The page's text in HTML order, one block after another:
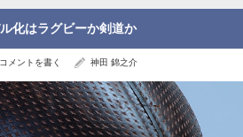
化はラグビーか剣道か
コメントを書く 神田 錦之介